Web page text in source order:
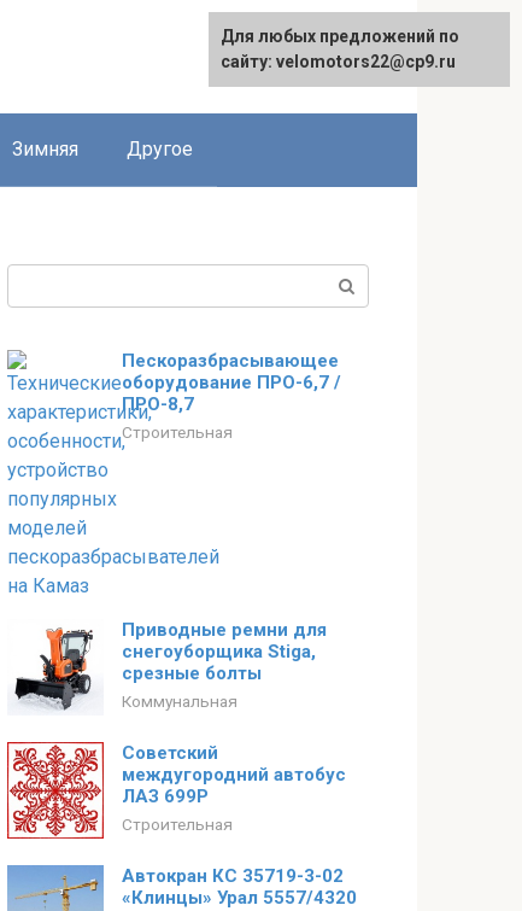
Зимняя Другое
Пескоразбрасывающее
оборудование ПРО-6,7 /
ПРО-8,7
Строительная
Приводные ремни для
снегоуборщика Stiga,
срезные болты
Коммунальная
Советский
междугородний автобус
ЛАЗ 699Р
Строительная
Автокран КС 35719-3-02
«Клинцы» Урал 5557/4320
Для любых предложений по
сайту: velomotors22@cp9.ru